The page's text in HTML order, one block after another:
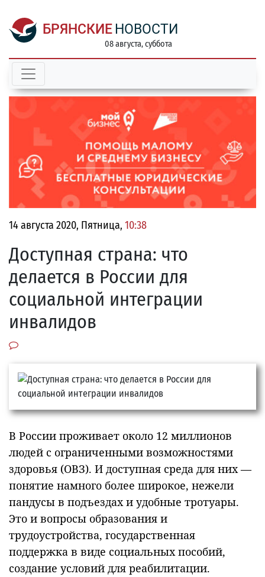
БРЯНСКИЕ НОВОСТИ
08 августа, суббота
14 августа 2020, Пятница, 10:38
Доступная страна: что
делается в России для
социальной интеграции
инвалидов
В России проживает около 12 миллионов
людей с ограниченными возможностями
здоровья (ОВЗ). И доступная среда для них —
понятие намного более широкое, нежели
пандусы в подъездах и удобные тротуары.
Это и вопросы образования и
трудоустройства, государственная
поддержка в виде социальных пособий,
создание условий для реабилитации.